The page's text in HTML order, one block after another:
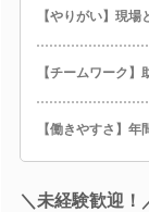
【やりがい】現
【チームワーク
【働きやすさ】
＼未経験歓迎